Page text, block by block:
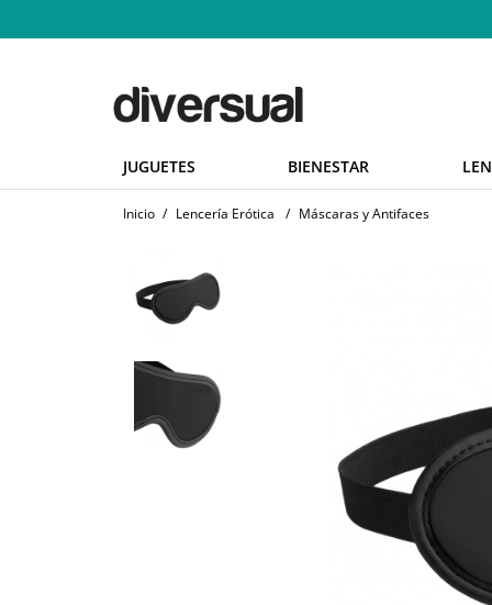
JUGUETES BIENESTAR
Inicio / Lencería Erótica / Máscaras y Antifaces